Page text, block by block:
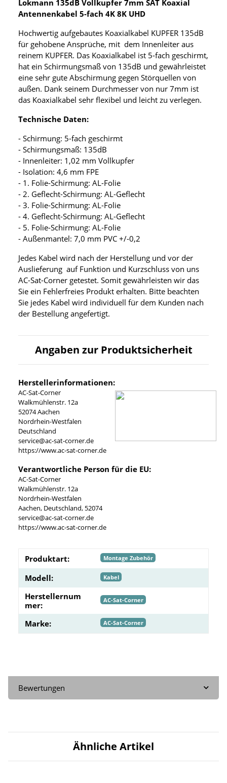
Lokmann 135dB Vollkupfer 7mm SAT Koaxial
Antennenkabel 5-fach 4K 8K UHD
Hochwertig aufgebautes Koaxialkabel KUPFER 135dB
für gehobene Ansprüche, mit dem Innenleiter aus
reinem KUPFER. Das Koaxialkabel ist 5-fach geschirmt,
hat ein Schirmungsmaß von 135dB und gewährleistet
eine sehr gute Abschirmung gegen Störquellen von
außen. Dank seinem Durchmesser von nur 7mm ist
das Koaxialkabel sehr flexibel und leicht zu verlegen.
Technische Daten:
- Schirmung: 5-fach geschirmt
- Schirmungsmaß: 135dB
- Innenleiter: 1,02 mm Vollkupfer
- Isolation: 4,6 mm FPE
- 1. Folie-Schirmung: AL-Folie
- 2. Geflecht-Schirmung: AL-Geflecht
- 3. Folie-Schirmung: AL-Folie
- 4. Geflecht-Schirmung: AL-Geflecht
- 5. Folie-Schirmung: AL-Folie
- Außenmantel: 7,0 mm PVC +/-0,2
Jedes Kabel wird nach der Herstellung und vor der
Auslieferung auf Funktion und Kurzschluss von uns
AC-Sat-Corner getestet. Somit gewährleisten wir das
Sie ein Fehlerfreies Produkt erhalten. Bitte beachten
Sie jedes Kabel wird individuell für dem Kunden nach
der Bestellung angefertigt.
Angaben zur Produktsicherheit
Herstellerinformationen:
AC-Sat-Corner
Walkmühlenstr. 12a
52074 Aachen
Nordrhein-Westfalen
Deutschland
service@ac-sat-corner.de
https://www.ac-sat-corner.de
Verantwortliche Person für die EU:
AC-Sat-Corner
Walkmühlenstr. 12a
Nordrhein-Westfalen
Aachen, Deutschland, 52074
service@ac-sat-corner.de
https://www.ac-sat-corner.de
Produktart: Montage Zubehör
Modell: Kabel
Herstellernum
mer:
AC-Sat-Corner
Marke: AC-Sat-Corner
Bewertungen
Ähnliche Artikel